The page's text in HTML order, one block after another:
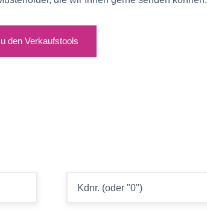
den Verkaufstools
Kdnr. (oder "0")